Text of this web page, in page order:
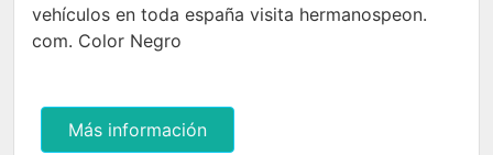
vehículos en toda españa visita hermanospeon.
com. Color Negro
Más información